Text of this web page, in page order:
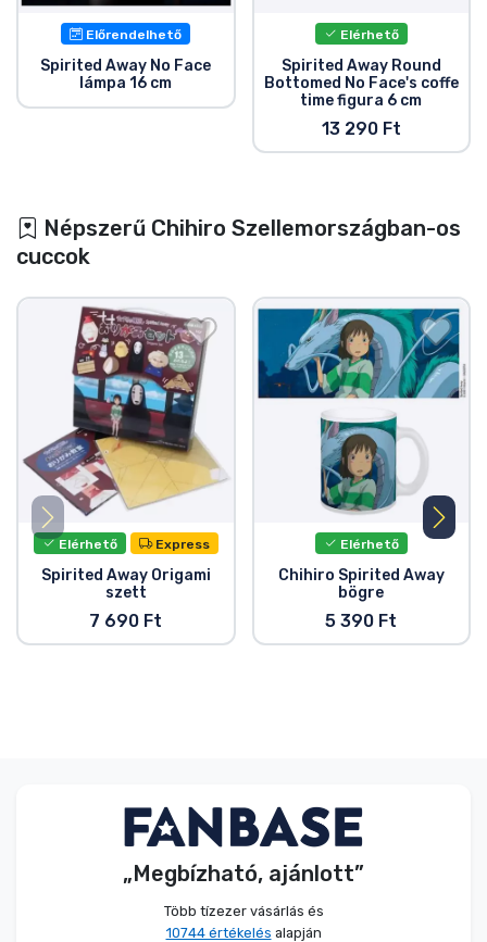
Előrendelhető
Spirited Away No Face
lámpa 16 cm
Elérhető
Spirited Away Round
Bottomed No Face's coffe
time figura 6 cm
13 290 Ft
Népszerű Chihiro Szellemországban-os
cuccok
Elérhető Express
Spirited Away Origami
szett
7 690 Ft
Elérhető
Chihiro Spirited Away
bögre
5 390 Ft
„Megbízható, ajánlott”
Több tízezer vásárlás és
10744 értékelés alapján